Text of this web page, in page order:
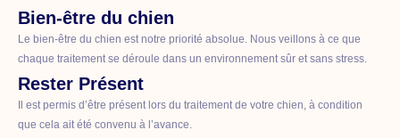
Bien-être du chien
Le bien-être du chien est notre priorité absolue. Nous veillons à ce que
chaque traitement se déroule dans un environnement sûr et sans stress.
Rester Présent
Il est permis d’être présent lors du traitement de votre chien, à condition
que cela ait été convenu à l’avance.